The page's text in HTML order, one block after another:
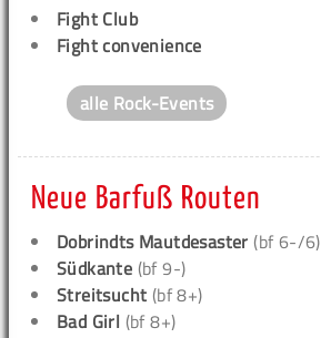
Fight Club
Fight convenience
alle Rock-Events
Neue Barfuß Routen
Dobrindts Mautdesaster (bf 6-/6)
Südkante (bf 9-)
Streitsucht (bf 8+)
Bad Girl (bf 8+)